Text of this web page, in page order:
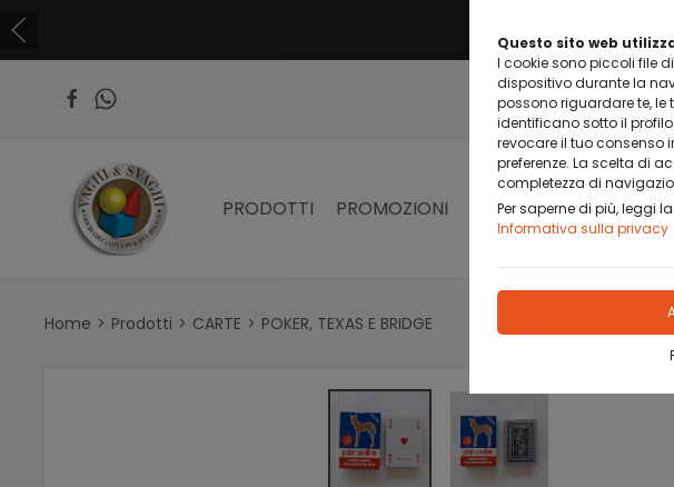
Questo sito web
I cookie sono piccoli file
dispositivo durante la
possono riguardare te, le
identificano sotto il
revocare il tuo consenso
preferenze. La scelta di
completezza di
Per saperne di più, leggi
Informativa sulla privacy
DA OGGI PUOI
PRODOTTI PROMOZIONI PROFILO DOVE
Home Prodotti CARTE POKER, TEXAS E BRIDGE